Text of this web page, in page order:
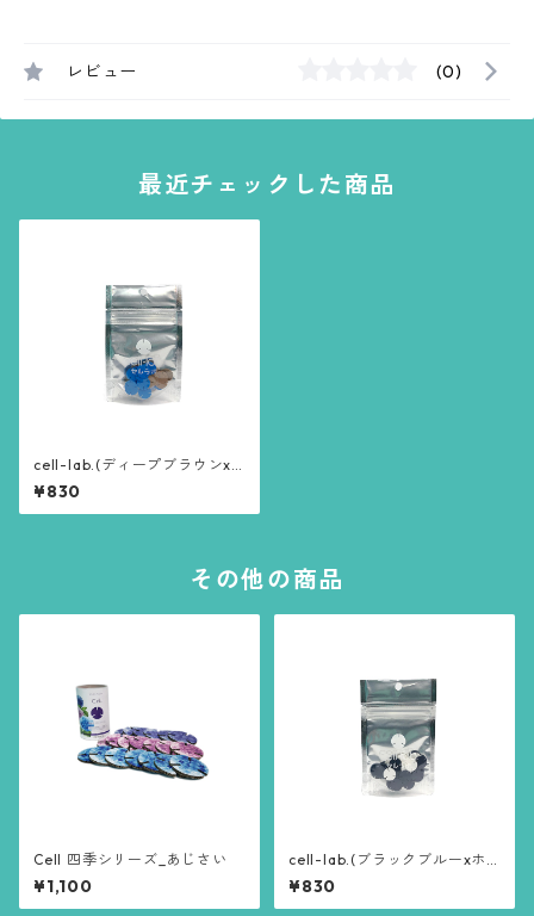
レビュー (0)
最近チェックした商品
cell-lab.(ディープブラウンx
ベーシックブルー)
¥830
その他の商品
Cell 四季シリーズ_あじさい
¥1,100
cell-lab.(ブラックブルーxホ
ワイト)
¥830